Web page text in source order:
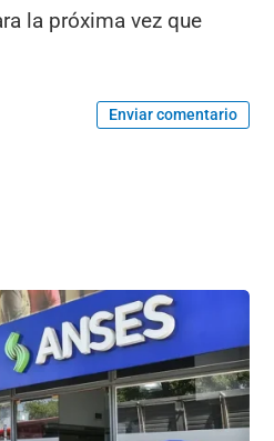
la próxima vez que
Enviar comentario